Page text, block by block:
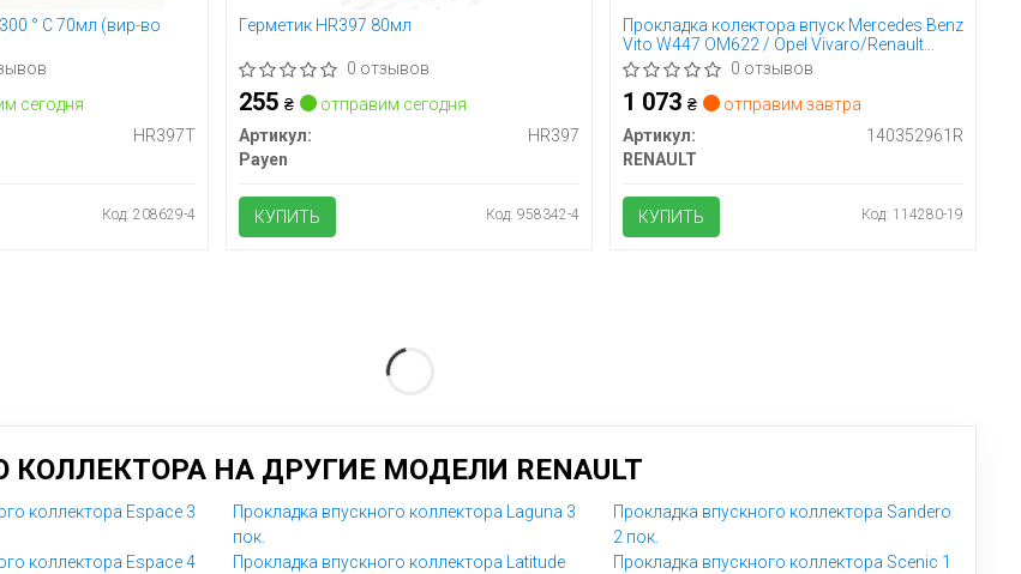
° С 70мл (вир-во
сегодня
HR397T
Код: 208629-4
Герметик HR397 80мл
0 отзывов
255₴
отправим сегодня
Артикул:
HR397
Payen
КУПИТЬ Код: 958342-4
Прокладка колектора впуск Mercedes Benz
Vito W447 OM622 / Opel Vivaro/Renault
Trafic 1.6 CDTI/DCI 1
0 отзывов
1 073₴
отправим завтра
Артикул:
140352961R
RENAULT
КУПИТЬ Код: 114280-19
НА ДРУГИЕ МОДЕЛИ RENAULT
коллектора Espace 3
коллектора Espace 4
Прокладка впускного коллектора Laguna 3
пок.
Прокладка впускного коллектора Latitude
Прокладка впускного коллектора Sandero
2 пок.
Прокладка впускного коллектора Scenic 1